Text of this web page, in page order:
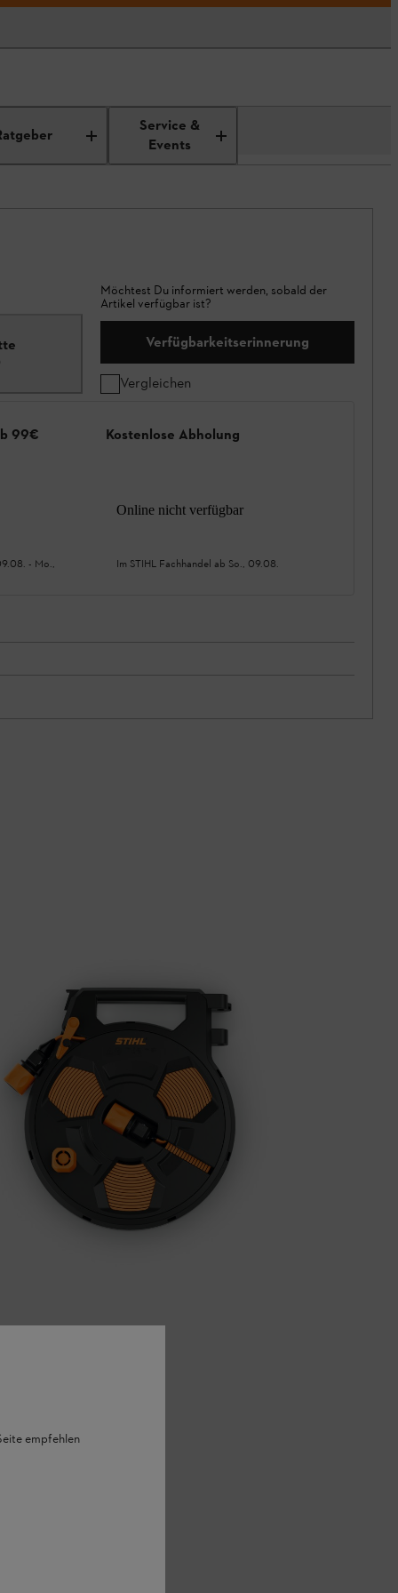
Service &
Events
Möchtest Du informiert werden, sobald der
Artikel verfügbar ist?
Verfügbarkeitserinnerung
Vergleichen
99€
- Mo.,
Kostenlose Abholung
Online nicht verfügbar
Im STIHL Fachhandel ab So., 09.08.
empfehlen